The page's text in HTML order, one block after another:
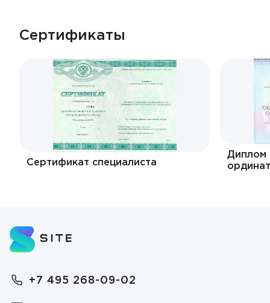
Cертификаты
Сертификат специалиста
Диплом
+7 495 268-09-02